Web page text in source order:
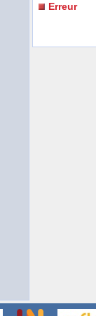
Erreur